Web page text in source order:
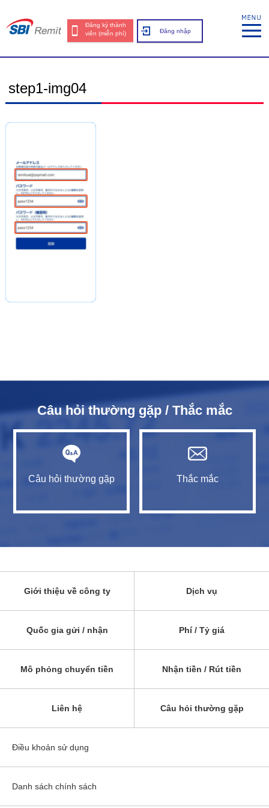
Đăng ký thành
viên (miễn phí)
Đăng nhập
step1-img04
Câu hỏi thường gặp / Thắc mắc
Câu hỏi thường gặp Thắc mắc
Giới thiệu về công ty Dịch vụ
Quốc gia gửi / nhận Phí / Tỷ giá
Mô phỏng chuyển tiền Nhận tiền / Rút tiền
Liên hệ Câu hỏi thường gặp
Điều khoản sử dụng
Danh sách chính sách